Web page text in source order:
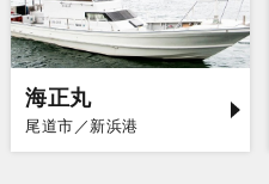
海正丸
尾道市／新浜港